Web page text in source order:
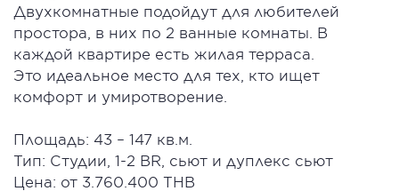
Двухкомнатные подойдут для любителей
простора, в них по 2 ванные комнаты. В
каждой квартире есть жилая терраса.
Это идеальное место для тех, кто ищет
комфорт и умиротворение.
Площадь: 43 – 147 кв.м.
Тип: Студии, 1-2 BR, сьют и дуплекс сьют
Цена: от 3.760.400 THB